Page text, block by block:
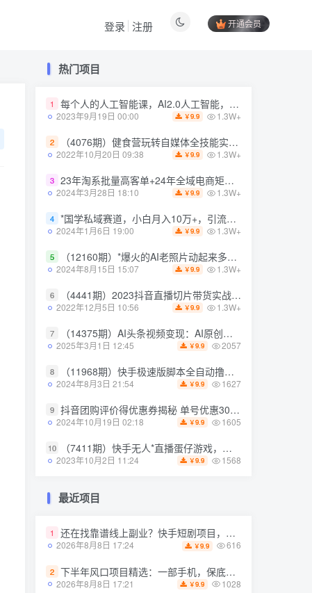
开通会员
登录 注册
热门项目
1 每个人的人工智能课，AI2.0人工智能，零基础入门
2023年9月19日 00:00 ￥9.9 1.3W+
2 （4076期）健食营玩转自媒体全技能实操，从无到有到精通，零基础也能打造*IP
2022年10月20日 09:38 ￥9.9 1.3W+
3 23年淘系批量高客单+24年全域电商矩阵，批量高客单线上课（109节课）
2024年3月28日 18:10 ￥9.9 1.3W+
4 *国学私域赛道，小白月入10万+，引流+转化完整流程【揭秘】
2024年1月6日 19:00 ￥9.9 1.3W+
5 （12160期）*爆火的AI老照片动起来多重变现教程，蹭热点日赚3000+，内含免费工具
2024年8月15日 15:07 ￥9.9 1.3W+
6 （4441期）2023抖音直播切片带货实战，0基础+零资源+零经验 月入10W+借力IP实现躺赚
2022年12月5日 10:56 ￥9.9 1.3W+
7 （14375期）AI头条视频变现：AI原创搬运玩法，无需剪辑，多平台发布，单号日入30-300
2025年3月1日 12:45 ￥9.9 2057
8 （11968期）快手极速版脚本全自动撸金看广告、刷视频单号收益50＋可批量操作
2024年8月3日 21:54 ￥9.9 1627
9 抖音团购评价得优惠券揭秘 单号优惠30-50 详细教程
2024年10月19日 02:18 ￥9.9 1605
10 （7411期）快手无人*直播蛋仔游戏，一天收入700+流程简单人人可做（送10G素材）
2023年10月2日 11:24 ￥9.9 1568
最近项目
1 还在找靠谱线上副业？快手短剧项目，全程自动发布内容，不用熬夜做视频，轻松日入500+【揭秘】
2026年8月8日 17:24 ￥9.9 616
2 下半年风口项目精选：一部手机，保底日入500+，做就有收益，长期稳定！【揭秘】
2026年8月8日 17:21 ￥9.9 1028
热门项目
1 每个人的人工智能课，AI2.0人工智能，零基础入门
2023年9月19日 00:00 ￥9.9 1.3W+
2 （4076期）健食营玩转自媒体全技能实操，从无到有到精通，零基础也能打造*IP
2022年10月20日 09:38 ￥9.9 1.3W+
3 23年淘系批量高客单+24年全域电商矩阵，批量高客单线上课（109节课）
2024年3月28日 18:10 ￥9.9 1.3W+
4 *国学私域赛道，小白月入10万+，引流+转化完整流程【揭秘】
2024年1月6日 19:00 ￥9.9 1.3W+
5 （12160期）*爆火的AI老照片动起来多重变现教程，蹭热点日赚3000+，内含免费工具
2024年8月15日 15:07 ￥9.9 1.3W+
6 （4441期）2023抖音直播切片带货实战，0基础+零资源+零经验 月入10W+借力IP实现躺赚
2022年12月5日 10:56 ￥9.9 1.3W+
7 （14375期）AI头条视频变现：AI原创搬运玩法，无需剪辑，多平台发布，单号日入30-300
2025年3月1日 12:45 ￥9.9 2057
8 （11968期）快手极速版脚本全自动撸金看广告、刷视频单号收益50＋可批量操作
2024年8月3日 21:54 ￥9.9 1627
9 抖音团购评价得优惠券揭秘 单号优惠30-50 详细教程
2024年10月19日 02:18 ￥9.9 1605
10 （7411期）快手无人*直播蛋仔游戏，一天收入700+流程简单人人可做（送10G素材）
2023年10月2日 11:24 ￥9.9 1568
最近项目
1 还在找靠谱线上副业？快手短剧项目，全程自动发布内容，不用熬夜做视频，轻松日入500+【揭秘】
2026年8月8日 17:24 ￥9.9 616
2 下半年风口项目精选：一部手机，保底日入500+，做就有收益，长期稳定！【揭秘】
2026年8月8日 17:21 ￥9.9 1028